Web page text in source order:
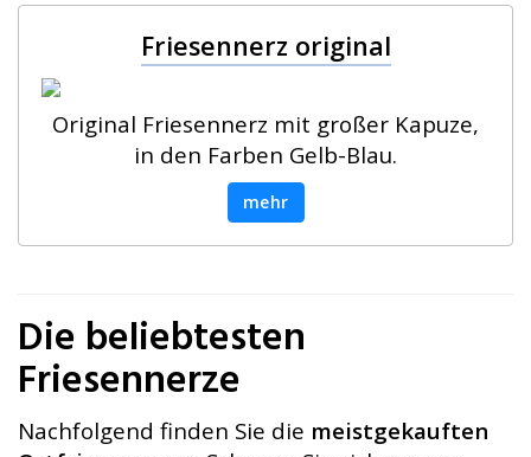
Friesennerz original
Original Friesennerz mit großer Kapuze,
in den Farben Gelb-Blau.
mehr
Die beliebtesten
Friesennerze
Nachfolgend finden Sie die meistgekauften